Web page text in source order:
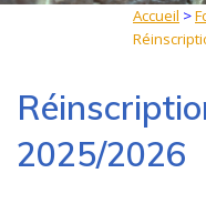
Accueil >
2025/2026